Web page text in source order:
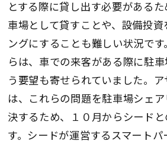
とする際に貸し出す必要がある
車場として貸すことや、設備投
ングにすることも難しい状況で
らは、車での来客がある際に駐
う要望も寄せられていました。
は、これらの問題を駐車場シェ
決するため、１０月からシード
す。シードが運営するスマートパ